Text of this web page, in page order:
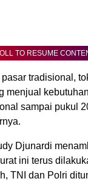
TO RESUME
pasar tradisional,
menjual
sampai pukul
Djunardi
ini terus
TNI dan Polri